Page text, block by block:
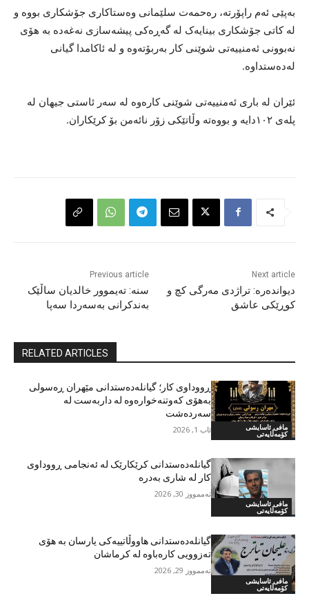
بەپێی ئەم راپۆرتە، رەحمەت سلێمانی وەستاکاری جۆشکاری بووە و
لە کاتی جۆشکاری بینایەک لە گەڕەکی پیشەسازی نەغەدە بە هۆی
نەبوونی ئەمنییەتی شوێنی کار بەربۆتەوە و لە ئاکامدا گیانی
لەدەستداوە.
ئێران لە باری ئەمنییەتی شوێنی کارەوە لە سەر ئاستی جیهان لە
پلەی ١٠٢دایە و بووەتە وڵاتێکی زۆر نائەمن بۆ کرێکاران.
Previous article
سنە: تەیموور خالدیان ساڵێک
بەندکرانی بەسەردا سەپا
Next article
دیواندەرە: تراژدی مەرگی کچ و
کوڕێکی عاشق
RELATED ARTICLES
مافی ئاسایشی
کۆمەڵایەتی
ڕووداوی کار؛ گیانلەدەستدانی مێهران ڕەسولی
بەهۆی کەوتنەخوارەوە لە داربەست لە
سەردەشت
ئاب 1, 2026
مافی ئاسایشی
کۆمەڵایەتی
گیانلەدەستدانی کرێکارێک لە ئەنجامی ڕووداوی
کار لە شاری بەدرە
تەممووز 30, 2026
مافی ئاسایشی
کۆمەڵایەتی
گیانلەدەستدانی هاووڵاتییەکی یارسان بە هۆی
تەزوویی کارەباوە لە کرماشان
تەممووز 29, 2026